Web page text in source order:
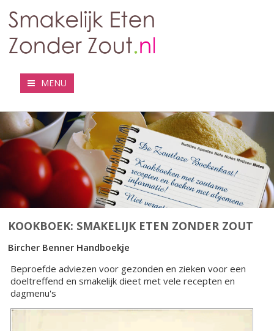
MENU
KOOKBOEK: SMAKELIJK ETEN ZONDER ZOUT
Bircher Benner Handboekje
Beproefde adviezen voor gezonden en zieken voor een
doeltreffend en smakelijk dieet met vele recepten en
dagmenu's